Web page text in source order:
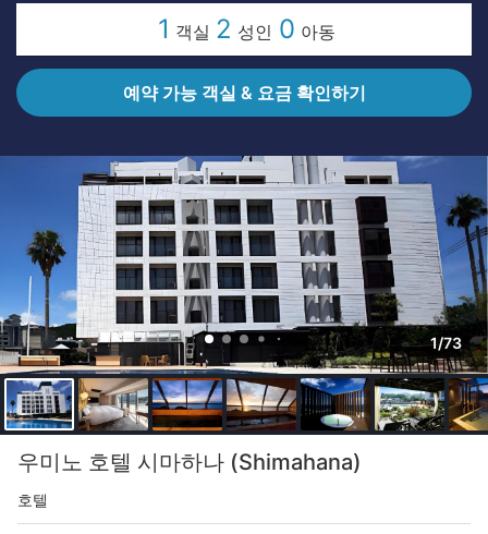
1 객실 2 성인 0 아동
예약 가능 객실 & 요금 확인하기
1/73
우미노 호텔 시마하나 (Shimahana)
호텔